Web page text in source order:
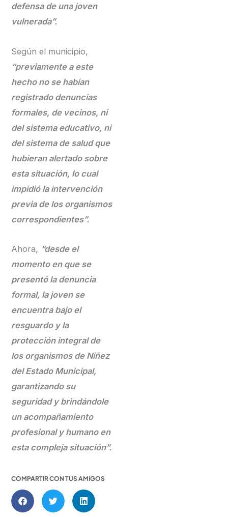
defensa de una joven
vulnerada”.
Según el municipio,
“previamente a este
hecho no se habían
registrado denuncias
formales, de vecinos, ni
del sistema educativo, ni
del sistema de salud que
hubieran alertado sobre
esta situación, lo cual
impidió la intervención
previa de los organismos
correspondientes”.
Ahora, “desde el
momento en que se
presentó la denuncia
formal, la joven se
encuentra bajo el
resguardo y la
protección integral de
los organismos de Niñez
del Estado Municipal,
garantizando su
seguridad y brindándole
un acompañamiento
profesional y humano en
esta compleja situación”.
COMPARTIR CON TUS AMIGOS